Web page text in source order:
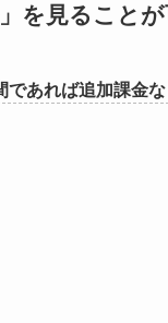
を見ること
あれば追加課金な